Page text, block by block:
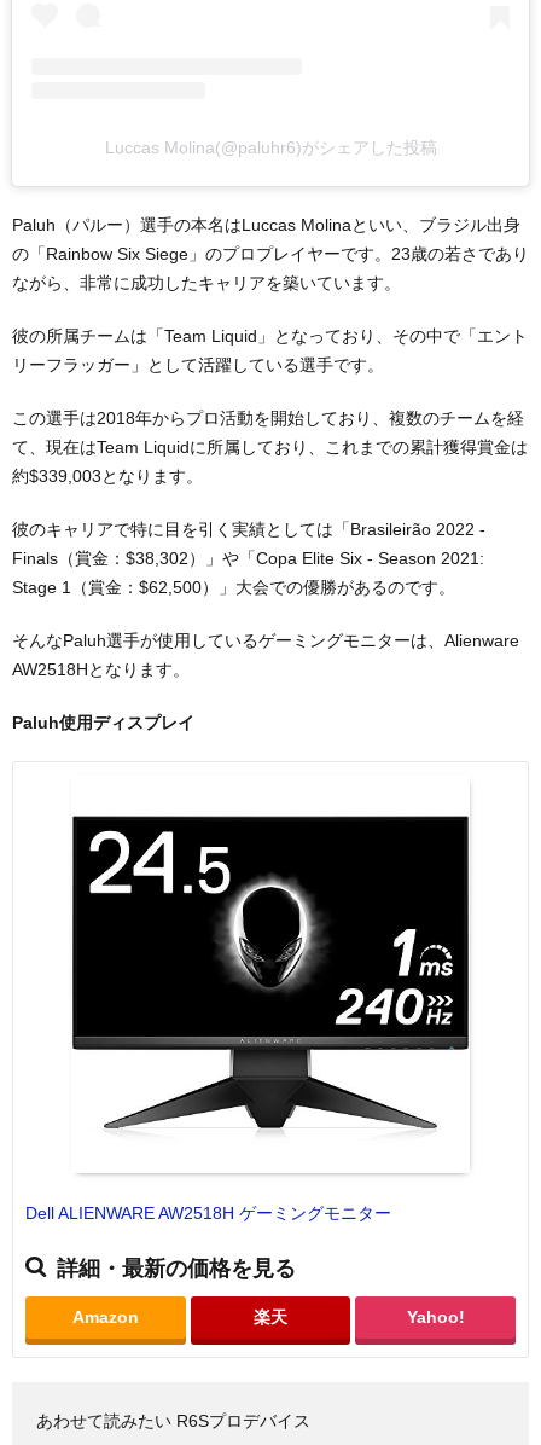
Luccas Molina(@paluhr6)がシェアした投稿
Paluh（パルー）選手の本名はLuccas Molinaといい、ブラジル出身
の「Rainbow Six Siege」のプロプレイヤーです。23歳の若さであり
ながら、非常に成功したキャリアを築いています。
彼の所属チームは「Team Liquid」となっており、その中で「エント
リーフラッガー」として活躍している選手です。
この選手は2018年からプロ活動を開始しており、複数のチームを経
て、現在はTeam Liquidに所属しており、これまでの累計獲得賞金は
約$339,003となります。
彼のキャリアで特に目を引く実績としては「Brasileirão 2022 -
Finals（賞金：$38,302）」や「Copa Elite Six - Season 2021:
Stage 1（賞金：$62,500）」大会での優勝があるのです。
そんなPaluh選手が使用しているゲーミングモニターは、Alienware
AW2518Hとなります。
Paluh使用ディスプレイ
Dell ALIENWARE AW2518H ゲーミングモニター
詳細・最新の価格を見る
Amazon 楽天 Yahoo!
あわせて読みたい R6Sプロデバイス